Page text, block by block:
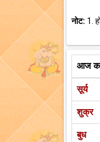
नोट: 1.
आज का
सूर्य
शुक्र
बुध